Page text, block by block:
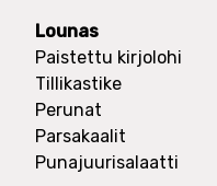
Lounas
Paistettu kirjolohi
Tillikastike
Perunat
Parsakaalit
Punajuurisalaatti